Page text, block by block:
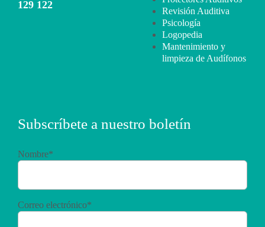
129 122
Revisión Auditiva
Psicología
Logopedia
Mantenimiento y
limpieza de Audífonos
Subscríbete a nuestro boletín
Nombre*
Correo electrónico*